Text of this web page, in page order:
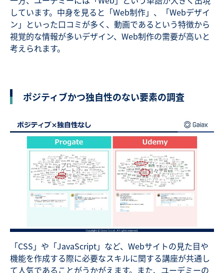
しています。中身を見ると「Web制作」、「Webデザイ
ン」といった口コミが多く、動画であるという特徴から
視覚的な情報が多いデザイン、Web制作の需要が高いと
考えられます。
ポジティブかつ独自性のない要素の調査
「CSS」や「JavaScript」など、Webサイトの見た目や
機能を作成する際に必要なスキルに関する講座が共通し
て人気であることがうかがえます。また、ユーデミーの